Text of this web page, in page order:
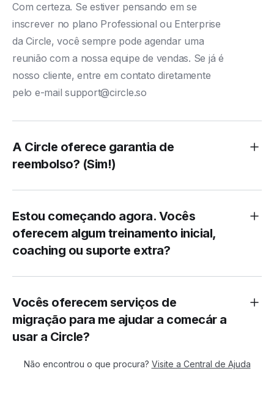
Com certeza. Se estiver pensando em se
inscrever no plano Professional ou Enterprise
da Circle, você sempre pode agendar uma
reunião com a nossa equipe de vendas. Se já é
nosso cliente, entre em contato diretamente
pelo e-mail support@circle.so
A Circle oferece garantia de
reembolso? (Sim!)
Estou começando agora. Vocês
oferecem algum treinamento inicial,
coaching ou suporte extra?
Vocês oferecem serviços de
migração para me ajudar a comecár a
usar a Circle?
Não encontrou o que procura? Visite a Central de Ajuda